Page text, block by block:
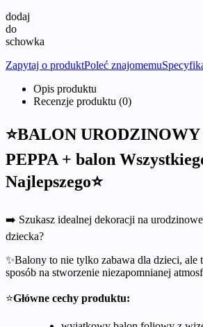
dodaj
do
schowka
Zapytaj o produktPoleć znajomemu
Opis produktu
Recenzje produktu (0)
⭐BALON
PEPPA + balon
Najlepszego⭐
➡️ Szukasz idealnej dekoracji na
dziecka?
✨Balony to nie tylko zabawa dla dzieci, ale
sposób na stworzenie niezapomnianej
⭐Główne cechy produktu: